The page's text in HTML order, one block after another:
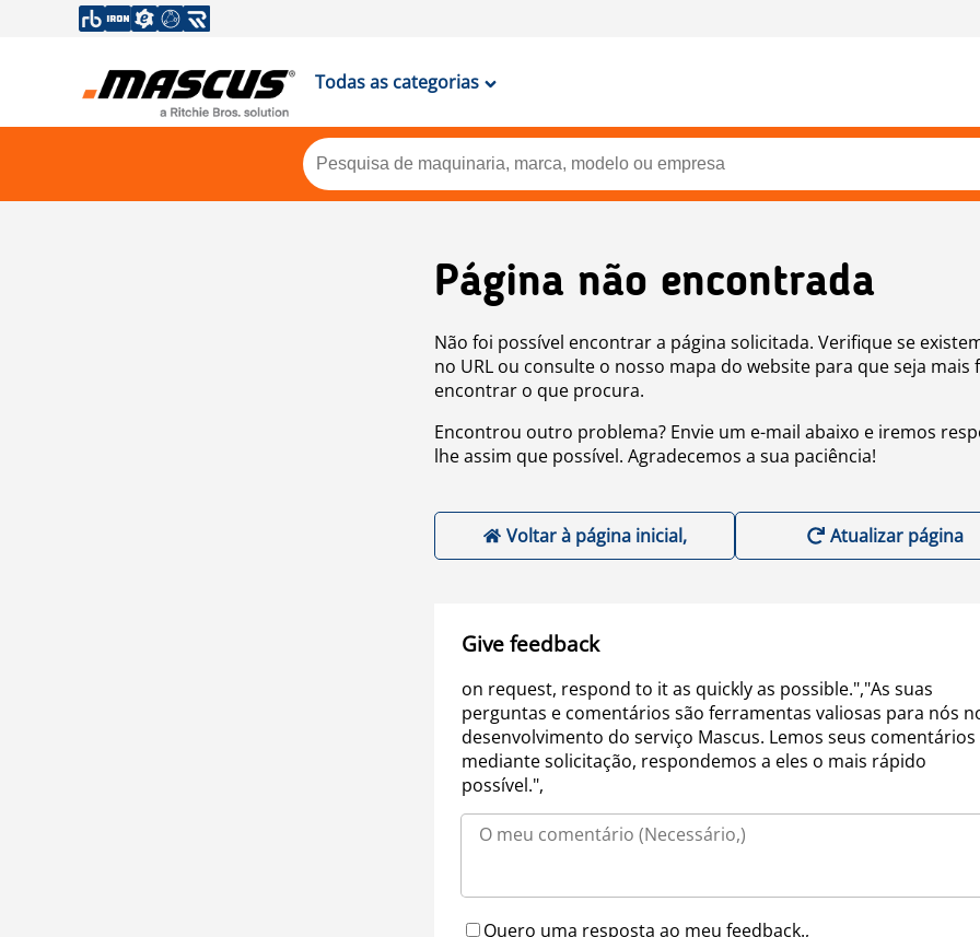
Todas as categorias
Página não encontrada
Não foi possível encontrar a página solicitada. Verifique se
no URL ou consulte o nosso mapa do website para que seja mais
encontrar o que procura.
Encontrou outro problema? Envie um e-mail abaixo e iremos
lhe assim que possível. Agradecemos a sua paciência!
Voltar à página inicial, Atualizar página
Give feedback
on request, respond to it as quickly as possible.","As suas
perguntas e comentários são ferramentas valiosas para nós
desenvolvimento do serviço Mascus. Lemos seus comentários
mediante solicitação, respondemos a eles o mais rápido
possível.",
Quero uma resposta ao meu feedback.,